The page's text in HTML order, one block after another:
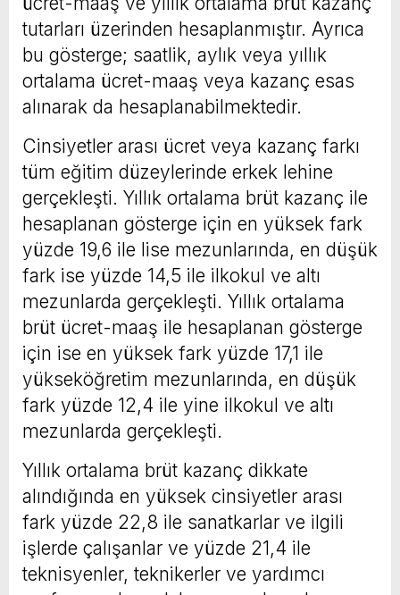
tutarları üzerinden hesaplanmıştır. Ayrıca
bu gösterge; saatlik, aylık veya yıllık
ortalama ücret-maaş veya kazanç esas
alınarak da hesaplanabilmektedir.
Cinsiyetler arası ücret veya kazanç farkı
tüm eğitim düzeylerinde erkek lehine
gerçekleşti. Yıllık ortalama brüt kazanç ile
hesaplanan gösterge için en yüksek fark
yüzde 19,6 ile lise mezunlarında, en düşük
fark ise yüzde 14,5 ile ilkokul ve altı
mezunlarda gerçekleşti. Yıllık ortalama
brüt ücret-maaş ile hesaplanan gösterge
için ise en yüksek fark yüzde 17,1 ile
yükseköğretim mezunlarında, en düşük
fark yüzde 12,4 ile yine ilkokul ve altı
mezunlarda gerçekleşti.
Yıllık ortalama brüt kazanç dikkate
alındığında en yüksek cinsiyetler arası
fark yüzde 22,8 ile sanatkarlar ve ilgili
işlerde çalışanlar ve yüzde 21,4 ile
teknisyenler, teknikerler ve yardımcı